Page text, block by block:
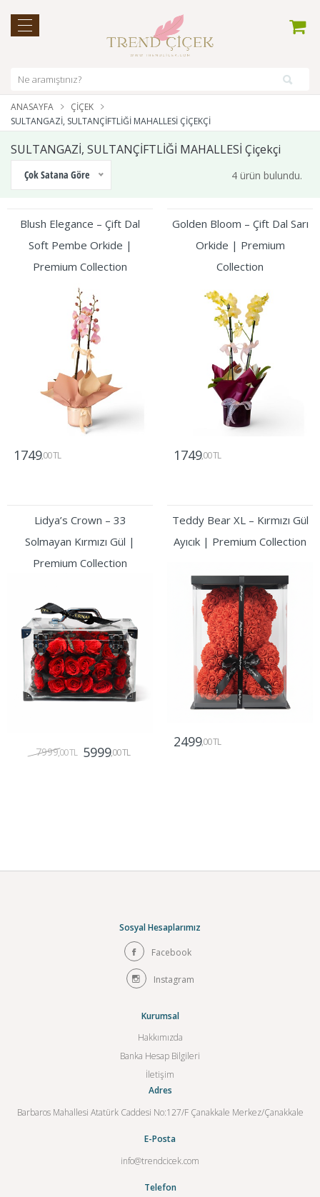
ANASAYFA
ÇIÇEK
SULTANGAZİ, SULTANÇİFTLİĞİ MAHALLESİ ÇIÇEKÇI
SULTANGAZİ, SULTANÇİFTLİĞİ MAHALLESİ Çiçekçi
Çok Satana Göre 4 ürün bulundu.
Blush Elegance – Çift Dal
Soft Pembe Orkide |
Premium Collection
1749,00 TL
Golden Bloom – Çift Dal Sarı
Orkide | Premium
Collection
1749,00 TL
Lidya’s Crown – 33
Solmayan Kırmızı Gül |
Premium Collection
7999,00 TL 5999,00 TL
Teddy Bear XL – Kırmızı Gül
Ayıcık | Premium Collection
2499,00 TL
Sosyal Hesaplarımız
Facebook
Instagram
Kurumsal
Hakkımızda
Banka Hesap Bilgileri
İletişim
Adres
Barbaros Mahallesi Atatürk Caddesi No:127/F Çanakkale Merkez/Çanakkale
E-Posta
info@trendcicek.com
Telefon